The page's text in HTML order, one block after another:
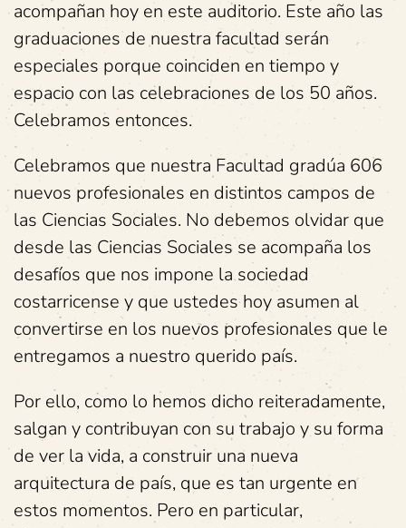
acompañan hoy en este auditorio. Este año las
graduaciones de nuestra facultad serán
especiales porque coinciden en tiempo y
espacio con las celebraciones de los 50 años.
Celebramos entonces.
Celebramos que nuestra Facultad gradúa 606
nuevos profesionales en distintos campos de
las Ciencias Sociales. No debemos olvidar que
desde las Ciencias Sociales se acompaña los
desafíos que nos impone la sociedad
costarricense y que ustedes hoy asumen al
convertirse en los nuevos profesionales que le
entregamos a nuestro querido país.
Por ello, como lo hemos dicho reiteradamente,
salgan y contribuyan con su trabajo y su forma
de ver la vida, a construir una nueva
arquitectura de país, que es tan urgente en
estos momentos. Pero en particular,